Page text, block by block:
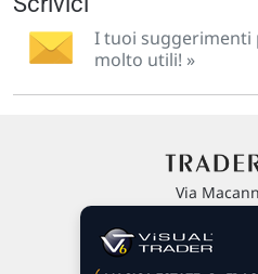
I tuoi suggerimenti
molto utili! »
Via
P.IVA 02 452